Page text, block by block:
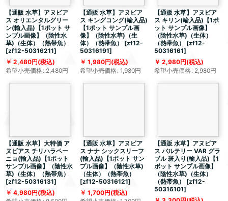
【通販 水草】アヌビア
ス オリエンタルグリー
ン(輸入品)【1ポット サ
ンプル画像】（陰性水
草)（生体）（熱帯魚）
[zf12-50316211]
2,480円(税込)
希望小売価格: 2,480円
【通販 水草】アヌビア
ス キングコング(輸入品)
【1ポット サンプル画
像】（陰性水草)（生
体）（熱帯魚）
[zf12-
50316191]
1,980円(税込)
希望小売価格: 1,980円
【通販 水草】アヌビア
ス キリン(輸入品)【1ポ
ット サンプル画像】
（陰性水草)（生体）
（熱帯魚）
[zf12-
50316161]
2,980円(税込)
希望小売価格: 2,980円
【通販 水草】大特価 ア
ヌビアス チリハラペー
ニョ(輸入品)【1ポット
サンプル画像】（陰性水
草)（生体）（熱帯魚）
[zf12-50316131]
4,980円(税込)
【通販 水草】アヌビア
ス ナナ シックスリーフ
(輸入品)【1ポット サン
プル画像】（陰性水草)
（生体）（熱帯魚）
[zf12-50316121]
1,700円(税込)
【通販 水草】アヌビア
ス バルテリー VAR グラ
ブル 斑入り(輸入品)【1
ポット サンプル画像】
（陰性水草)（生体）
（熱帯魚）
[zf12-
50316101]